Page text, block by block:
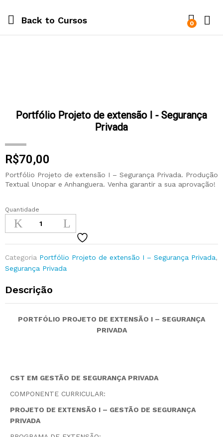
Back to Cursos 0
Portfólio Projeto de extensão I - Segurança
Privada
R$70,00
Portfólio Projeto de extensão I – Segurança Privada. Produção
Textual Unopar e Anhanguera. Venha garantir a sua aprovação!
Quantidade
Categoria Portfólio Projeto de extensão I – Segurança Privada,
Segurança Privada
Descrição
PORTFÓLIO PROJETO DE EXTENSÃO I – SEGURANÇA
PRIVADA
CST EM GESTÃO DE SEGURANÇA PRIVADA
COMPONENTE CURRICULAR:
PROJETO DE EXTENSÃO I – GESTÃO DE SEGURANÇA
PRIVADA